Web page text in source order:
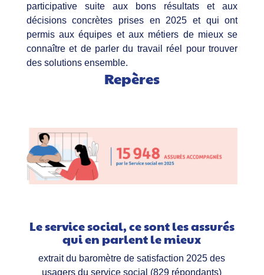
participative suite aux bons résultats et aux
décisions concrètes prises en 2025 et qui ont
permis aux équipes et aux métiers de mieux se
connaître et de parler du travail réel pour trouver
des solutions ensemble.
Repères
Le service social, ce sont les assurés
qui en parlent le mieux
extrait du baromètre de satisfaction 2025 des
usagers du service social (829 répondants)​